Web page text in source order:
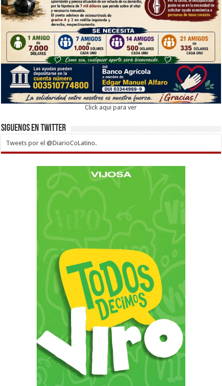
Click aqui para ver
Siguenos en twitter
Tweets por el @DiarioCoLatino.